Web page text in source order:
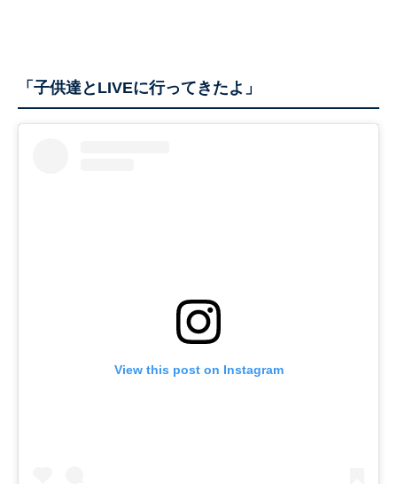
「子供達とLIVEに行ってきたよ」
View this post on Instagram